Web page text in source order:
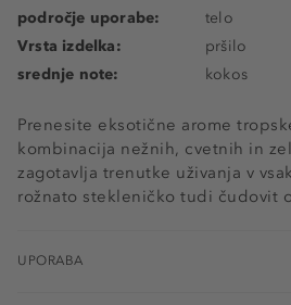
Prenesite eksotične arome
kombinacija nežnih, cvetnih in
zagotavlja trenutke uživanja v
rožnato stekleničko tudi čudovit
področje uporabe:
telo
Vrsta izdelka:
pršilo
srednje note:
kokos
UPORABA